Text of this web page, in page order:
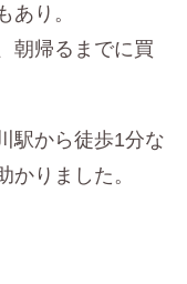
あり。
朝帰るまでに買
駅から徒歩1分な
かりました。